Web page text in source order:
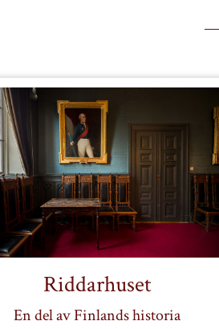
Riddarhuset
En del av Finlands historia